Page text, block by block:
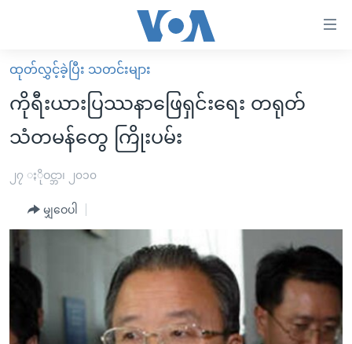
လွယ်ကူ
စေ
သည့်
များ
အကြောင်းအရာ
ကျော်
ပင်မ
မူလစာမျက်နှာ
မြန်မာ
ကမ္ဘာ့သတင်းများ
နိုင်ငံတကာ
အစ္စရေး-ပါလက်စတိုင်း
ဗွီဒီယို
ရပ်ဝန်းတခု လမ်းတခု အလွန်
အင်္ဂလိပ်စာလေ့လာမယ်
အမေရိကန်သုံးအီဒီယံ
မကြေးမုံရဲ့ အင်္ဂလိပ်စာ
ရုပ်ရှင်ထဲက အင်္ဂလိပ်စာ
အပတ်စဉ်ကဏ္ဍများ
ရေဒီယို
တီဗွီ
ရေဒီယိုနှင့်ရုပ်သံ အချက်အလက်များ
ရေဒီယို/တီဗွီအစီအစဉ်
ထုတ်လွှင့်ခဲ့ပြီး သတင်းများ
ကိုရီးယားပြဿနာဖြေရှင်းရေး တရုတ်
သံတမန်တွေ ကြိုးပမ်း
၂၇ ႏိုဝင္ဘာ၊ ၂၀၁၀
မျှဝေပါ